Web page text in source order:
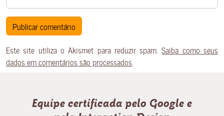
Este site utiliza o Akismet para reduzir spam.Saiba como seus
dados em comentários são processados
Equipe certificada pelo Google e